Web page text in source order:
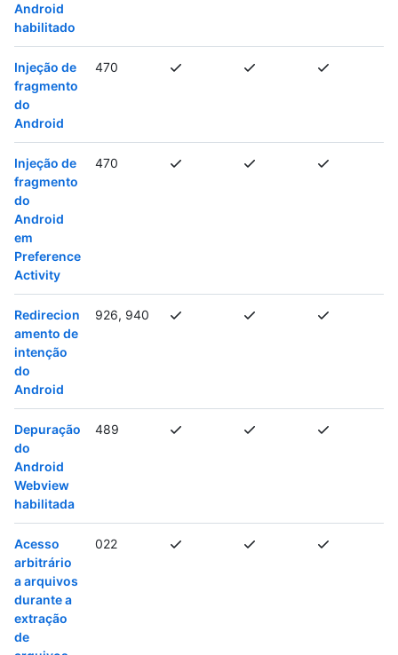
Android
habilitado
Injeção de
fragmento
do
Android
470
Injeção de
fragmento
do
Android
em
Preference
Activity
470
Redirecion
amento de
intenção
do
Android
926, 940
Depuração
do
Android
Webview
habilitada
489
Acesso
arbitrário
a arquivos
durante a
extração
de
022